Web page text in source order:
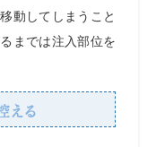
動してしまうこと
までは注入部位を
える